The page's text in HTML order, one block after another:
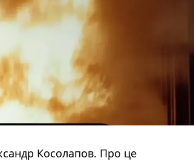
Косолапов. Про це